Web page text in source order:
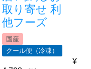
親孝行
投稿日
何度もリピートし
取り寄せ 利
他フーズ
国産
クール便（冷凍）
¥